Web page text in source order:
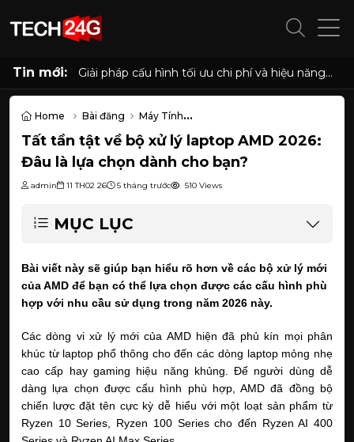
Tin mới:
Giải pháp cấu hình tối ưu chi phí và hiệu năng
cho phòng net hiện đại với AMD Ryzen 7
8GB
Home Bài đăng
Máy Tính
Tất tần tật về bộ xử lý laptop AMD 2026: Đâu là lựa chọn dành cho
Tất tần tật về bộ xử lý laptop AMD 2026:
Đâu là lựa chọn dành cho bạn?
admin 11 TH02 26 5 tháng trước 510 Views
MỤC LỤC
Bài viết này sẽ giúp bạn hiểu rõ hơn về các bộ xử lý mới
của AMD để bạn có thể lựa chọn được các cấu hình phù
hợp với nhu cầu sử dụng trong năm 2026 này.
Các dòng vi xử lý mới của AMD hiện đã phủ kín mọi phân
khúc từ laptop phổ thông cho đến các dòng laptop mỏng nhẹ
cao cấp hay gaming hiệu năng khủng. Để người dùng dễ
dàng lựa chọn được cấu hình phù hợp, AMD đã đồng bộ
chiến lược đặt tên cực kỳ dễ hiểu với một loạt sản phẩm từ
Ryzen 10 Series, Ryzen 100 Series cho đến Ryzen AI 400